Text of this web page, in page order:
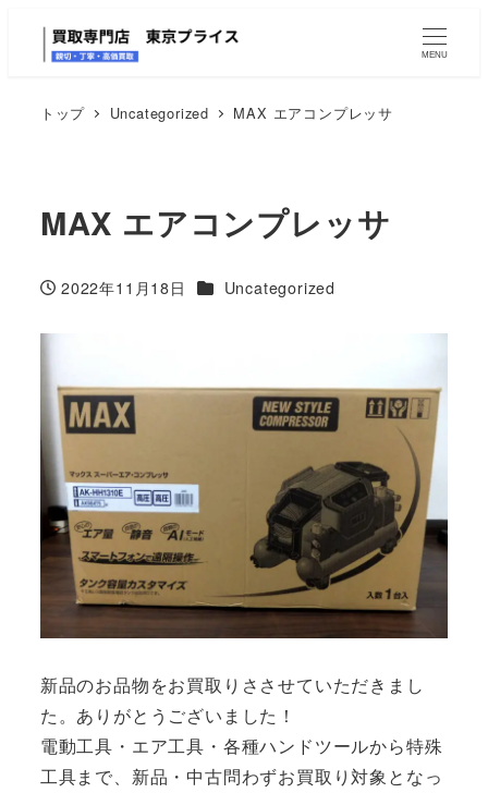
MENU
トップ Uncategorized MAX エアコンプレッサ
MAX エアコンプレッサ
投稿日
2022年11月18日 カテゴリー
Uncategorized
新品のお品物をお買取りささせていただきまし
た。ありがとうございました！
電動工具・エア工具・各種ハンドツールから特殊
工具まで、新品・中古問わずお買取り対象となっ